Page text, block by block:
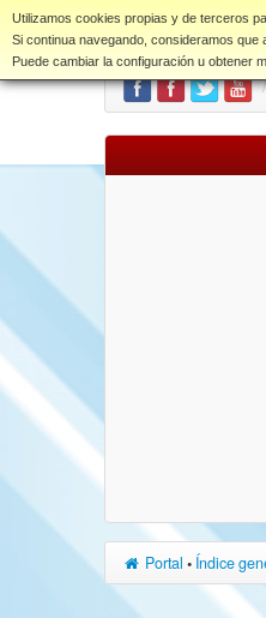
Utilizamos cookies propias y de terceros
Si continua navegando, consideramos que
Puede cambiar la configuración u obtener
www.coet.es
/
Portal • Índice